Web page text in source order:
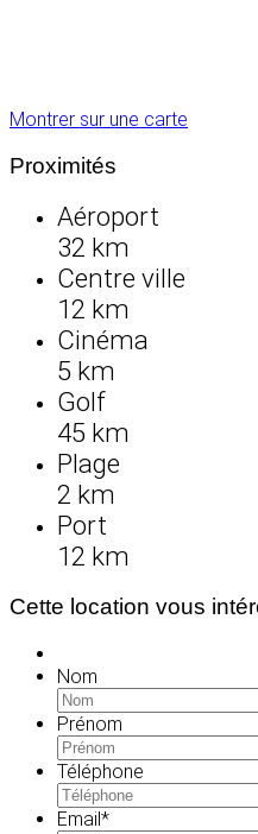
Montrer sur une carte
Proximités
Aéroport
32 km
Centre ville
12 km
Cinéma
5 km
Golf
45 km
Plage
2 km
Port
12 km
Cette location vous
Nom
Prénom
Téléphone
Email*